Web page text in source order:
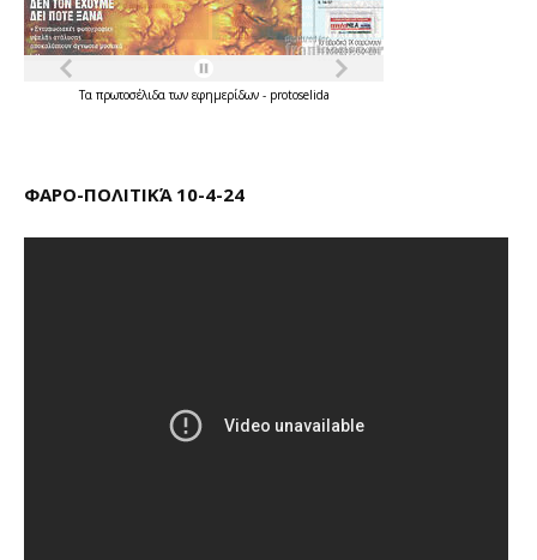
Τα πρωτοσέλιδατων εφημερίδων - protoselida
ΦΑΡΟ-ΠΟΛΙΤΙΚΆ 10-4-24